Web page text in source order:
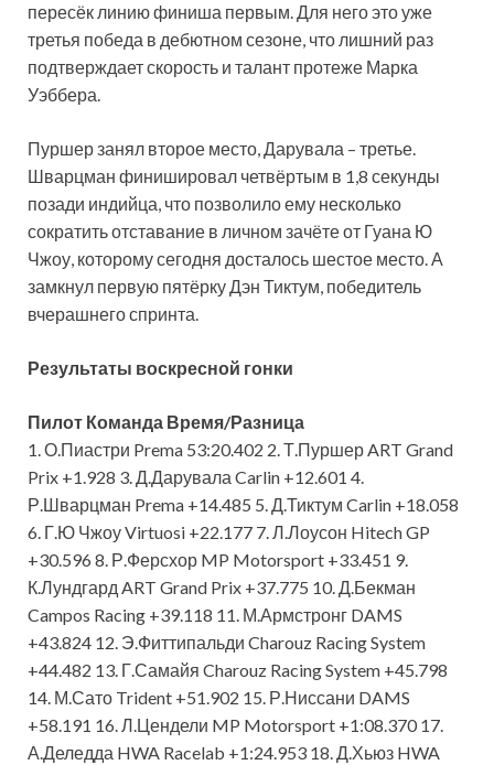
пересёк линию финиша первым. Для него это уже
третья победа в дебютном сезоне, что лишний раз
подтверждает скорость и талант протеже Марка
Уэббера.
Пуршер занял второе место, Дарувала – третье.
Шварцман финишировал четвёртым в 1,8 секунды
позади индийца, что позволило ему несколько
сократить отставание в личном зачёте от Гуана Ю
Чжоу, которому сегодня досталось шестое место. А
замкнул первую пятёрку Дэн Тиктум, победитель
вчерашнего спринта.
Результаты воскресной гонки
Пилот Команда Время/Разница
1. О.Пиастри Prema 53:20.402 2. Т.Пуршер ART Grand
Prix +1.928 3. Д.Дарувала Carlin +12.601 4.
Р.Шварцман Prema +14.485 5. Д.Тиктум Carlin +18.058
6. Г.Ю Чжоу Virtuosi +22.177 7. Л.Лоусон Hitech GP
+30.596 8. Р.Ферсхор MP Motorsport +33.451 9.
К.Лундгард ART Grand Prix +37.775 10. Д.Бекман
Campos Racing +39.118 11. М.Армстронг DAMS
+43.824 12. Э.Фиттипальди Charouz Racing System
+44.482 13. Г.Самайя Charouz Racing System +45.798
14. М.Сато Trident +51.902 15. Р.Ниссани DAMS
+58.191 16. Л.Цендели MP Motorsport +1:08.370 17.
А.Деледда HWA Racelab +1:24.953 18. Д.Хьюз HWA